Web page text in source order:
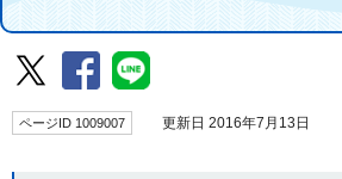
ページID 1009007 更新日 2016年7月13日